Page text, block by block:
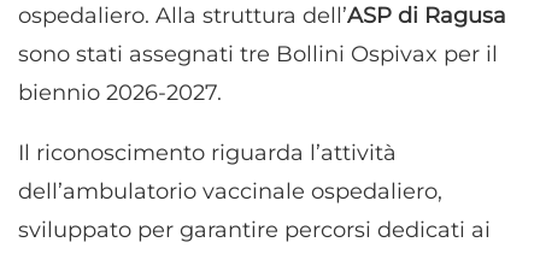
ospedaliero. Alla struttura dell’ASP di Ragusa
sono stati assegnati tre Bollini Ospivax per il
biennio 2026-2027.
Il riconoscimento riguarda l’attività
dell’ambulatorio vaccinale ospedaliero,
sviluppato per garantire percorsi dedicati ai